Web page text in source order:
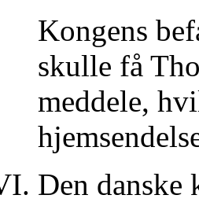
Kongens
skulle få
meddele,
Den danske